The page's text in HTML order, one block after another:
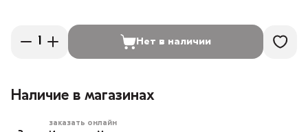
Нет в наличии
Наличие в магазинах
заказать онлайн